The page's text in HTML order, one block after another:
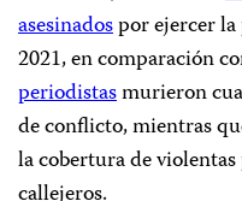
asesinadospor ejercer
2021, en comparación
periodistasmurieron
de conflicto, mientras
la cobertura de